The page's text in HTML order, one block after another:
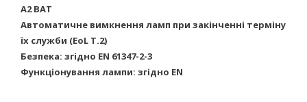
A2 BAT
Автоматичне вимкнення ламп при закінченні терміну
їх служби (EoL T.2)
Безпека: згідно EN 61347-2-3
Функціонування лампи: згідно EN